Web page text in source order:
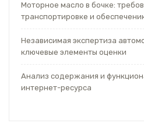
Моторное масло в бочке:
транспортировке и
Независимая экспертиза
ключевые элементы оценки
Анализ содержания и
интернет-ресурса